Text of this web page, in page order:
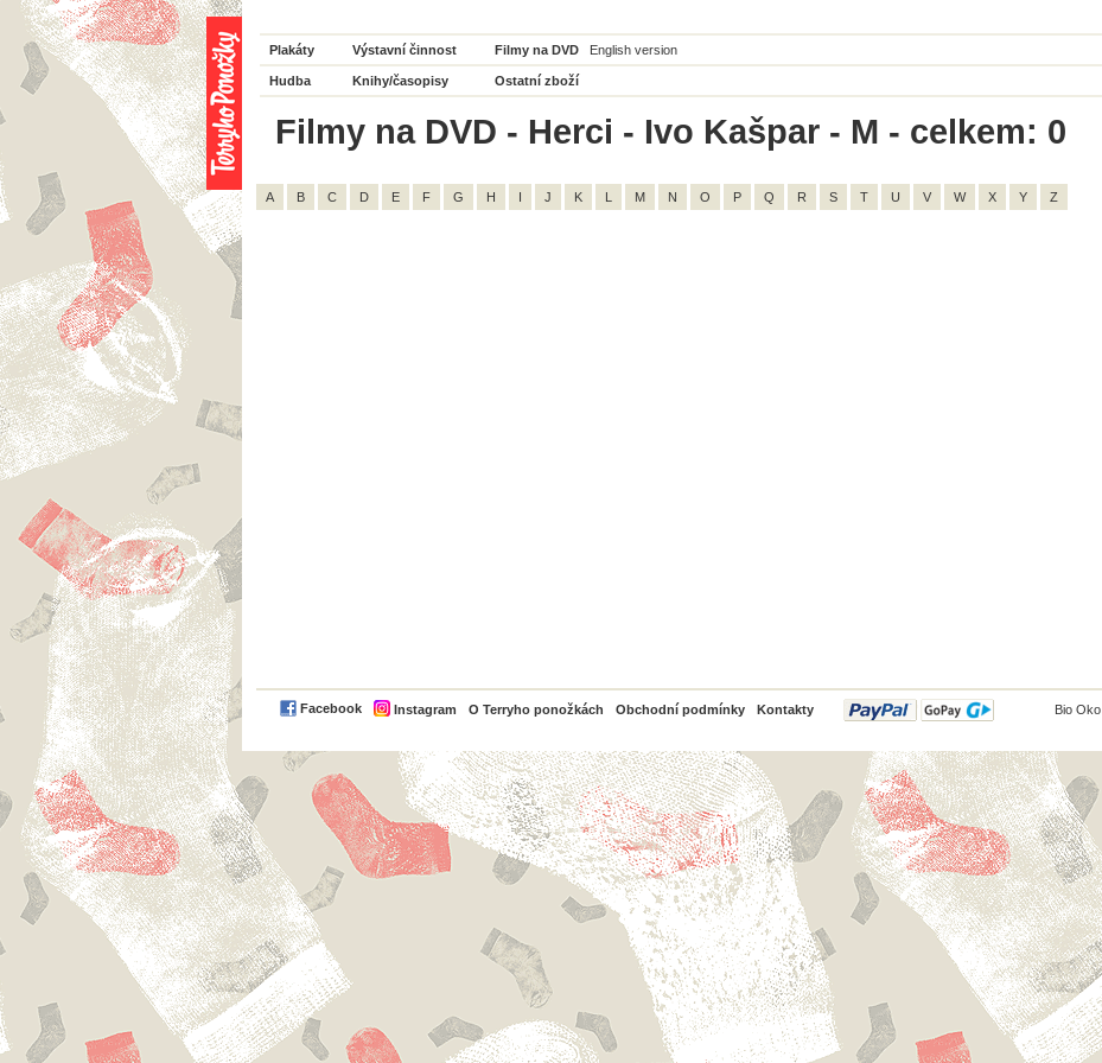
Plakáty Výstavní činnost Filmy na DVD English version
Hudba Knihy/časopisy Ostatní zboží
Filmy na DVD - Herci - Ivo Kašpar - M - celkem: 0
A B C D E F G H I J K L M N O P Q R S T U V W X Y Z
Facebook Instagram O Terryho ponožkách Obchodní podmínky Kontakty
PayPal Bio Oko